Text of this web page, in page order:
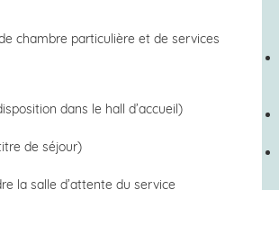
chambre particulière et de services
dans le hall d’accueil)
de séjour)
la salle d’attente du service